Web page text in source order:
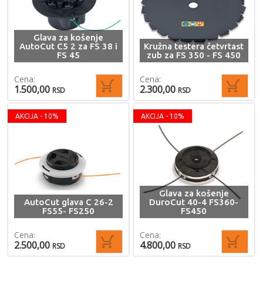
Glava za košenje
AutoCut C5 2 za FS 38 i
FS 45
Cena:
1.500,00 RSD
Kružna testera četvrtast
zub za FS 350 - FS 450
Cena:
2.300,00 RSD
AKCIJA - 10%
AutoCut glava C 26-2
FS55- FS250
Cena:
2.500,00 RSD
AKCIJA - 10%
Glava za košenje
DuroCut 40-4 FS360-
FS450
Cena:
4.800,00 RSD